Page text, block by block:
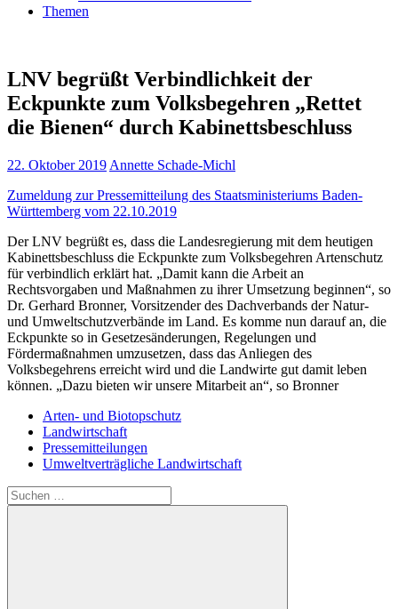
Themen
LNV begrüßt Verbindlichkeit der
Eckpunkte zum Volksbegehren „Rettet
die Bienen“ durch Kabinettsbeschluss
22. Oktober 2019 Annette Schade-Michl
Zumeldung zur Pressemitteilung des Staatsministeriums Baden-
Württemberg vom 22.10.2019
Der LNV begrüßt es, dass die Landesregierung mit dem heutigen
Kabinettsbeschluss die Eckpunkte zum Volksbegehren Artenschutz
für verbindlich erklärt hat. „Damit kann die Arbeit an
Rechtsvorgaben und Maßnahmen zu ihrer Umsetzung beginnen“, so
Dr. Gerhard Bronner, Vorsitzender des Dachverbands der Natur-
und Umweltschutzverbände im Land. Es komme nun darauf an, die
Eckpunkte so in Gesetzesänderungen, Regelungen und
Fördermaßnahmen umzusetzen, dass das Anliegen des
Volksbegehrens erreicht wird und die Landwirte gut damit leben
können. „Dazu bieten wir unsere Mitarbeit an“, so Bronner
Arten- und Biotopschutz
Landwirtschaft
Pressemitteilungen
Umweltverträgliche Landwirtschaft
Suchen
nach: